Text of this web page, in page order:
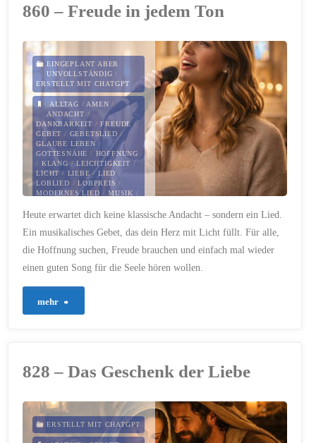
bricht"
860 – Freude in jedem Ton
EINGEPLANT ABER
UNVOLLSTÄNDIG /
ERSTELLT MIT CHATGPT
ALLTAG /AMEN /
ANDACHT /
DANKBARKEIT /FREUDE /
GEBET / GEBETSLIED /
GLAUBE LEBEN /
GOTTESNÄHE / HOFFNUNG
/ KLANG /LEICHTIGKEIT /
LICHT / LIEBE/ LIED /
LOBLIED /LOBPREIS /
MODERNES LIED / MUSIK /
MUSIKFORMAT/ MUT/
RADIOANDACHT/SEGEN/
20. JANUAR 2026
Heute erwartet dich keine klassische Andacht – sondern ein Lied.
Ein musikalisches Gebet, das dein Herz mit Licht füllt. Für alle,
die Hoffnung suchen, Freude brauchen und einfach mal wieder
einen guten Song für die Seele hören wollen.
mehr
828 – Das Geschenk der Liebe
ERSTELLT MIT CHATGPT